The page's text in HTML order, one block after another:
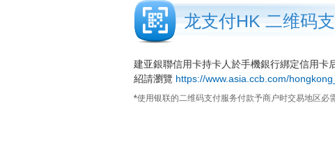
龙支付HK 二维码
建亚銀聯信用卡持卡人於手機銀行綁定信用卡
紹請瀏覽 https://www.asia.ccb.com/
*使用银联的二维码支付服务付款予商户时交易地区必